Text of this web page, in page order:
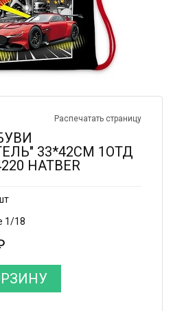
Распечатать страницу
33*42СМ 1ОТД
HATBER
1/18